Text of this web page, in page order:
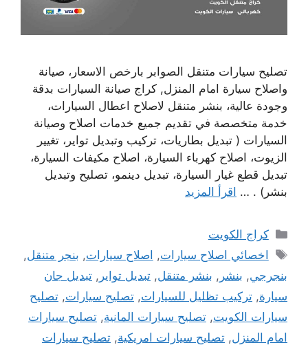
تصليح سيارات متنقل الصوابر بارخص الاسعار، صيانة
واصلاح سيارة امام المنزل, كراج صيانة السيارات بدقة
وجودة عالية، بنشر متنقل لاصلاح اعطال السيارات،
خدمة متخصصة في تقديم جميع خدمات اصلاح وصيانة
السيارات ( تبديل بطاريات، تركيب وتبديل تواير، تغيير
الزيوت، اصلاح كهرباء السيارة، اصلاح مكيفات السيارة،
تبديل قطع غيار السيارة، تبديل دينمو، تصليح وتبديل
بنشر) . … اقرأ المزيد
التصنيفات
كراج الكويت
الوسوم
اخصائي اصلاح سيارات, اصلاح سيارات, بنجر متنقل,
بنجرجي, بنشر , بنشر متنقل, تبديل تواير , تبديل جان
سيارة, تركيب تظليل للسيارات, تصليح سيارات, تصليح
سيارات الكويت, تصليح سيارات المانية, تصليح سيارات
امام المنزل, تصليح سيارات امريكية, تصليح سيارات